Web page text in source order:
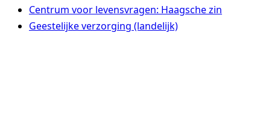
Centrum voor levensvragen: Haagsche zin
Geestelijke verzorging (landelijk)